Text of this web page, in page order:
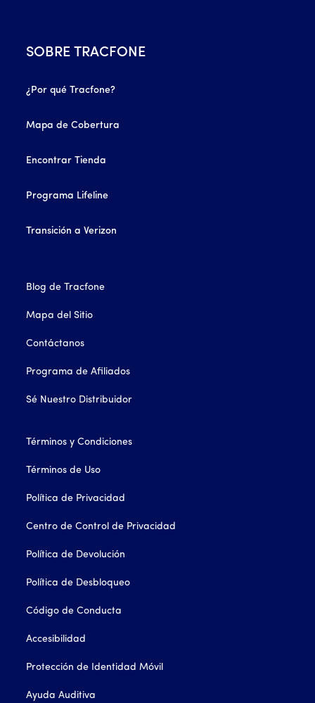
SOBRE TRACFONE
¿Por qué Tracfone?
Mapa de Cobertura
Encontrar Tienda
Programa Lifeline
Transición a Verizon
Blog de Tracfone
Mapa del Sitio
Contáctanos
Programa de Afiliados
Sé Nuestro Distribuidor
Términos y Condiciones
Términos de Uso
Política de Privacidad
Centro de Control de Privacidad
Política de Devolución
Política de Desbloqueo
Código de Conducta
Accesibilidad
Protección de Identidad Móvil
Ayuda Auditiva